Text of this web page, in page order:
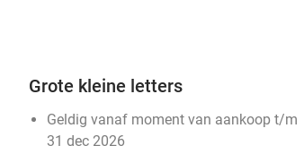
Grote kleine letters
Geldig vanaf moment van aankoop t/m
31 dec 2026